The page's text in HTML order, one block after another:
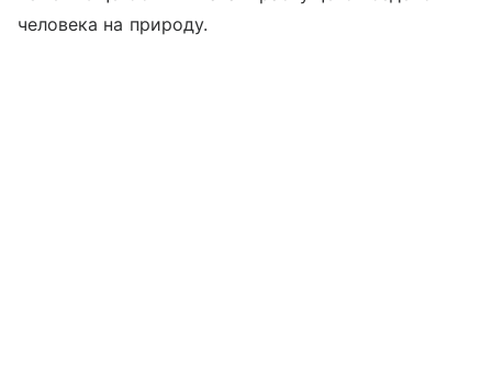
человека на природу.